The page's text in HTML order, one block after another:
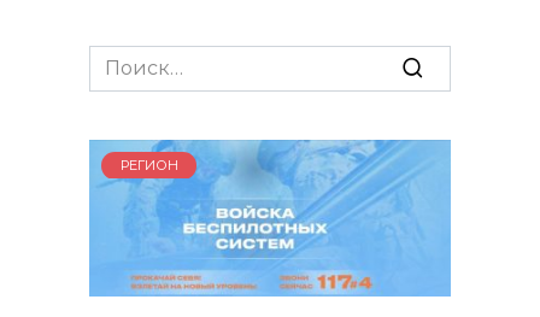
Search
for:
РЕГИОН